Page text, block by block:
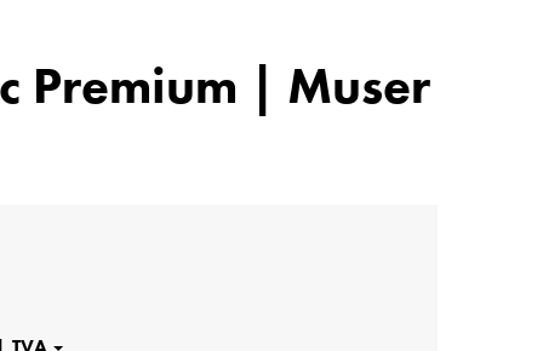
Premium | Muser